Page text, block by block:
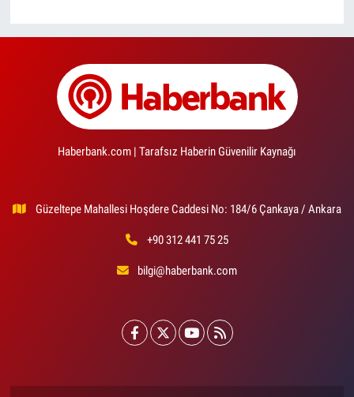
Haberbank.com | Tarafsız Haberin Güvenilir Kaynağı
Güzeltepe Mahallesi Hoşdere Caddesi No: 184/6 Çankaya / Ankara
+90 312 441 75 25
bilgi@haberbank.com